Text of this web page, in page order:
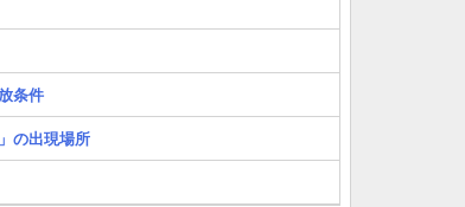
条件
の出現場所